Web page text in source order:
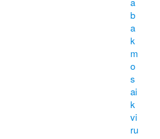
b
a
k
m
o
s
ai
k
vi
ru